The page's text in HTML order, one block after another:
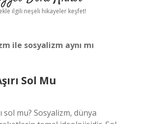
Yasal Uyarı
ilgili neşeli hikayeler keşfet!
ile sosyalizm aynı mı
Sol Mu
sol mu? Sosyalizm, dünya